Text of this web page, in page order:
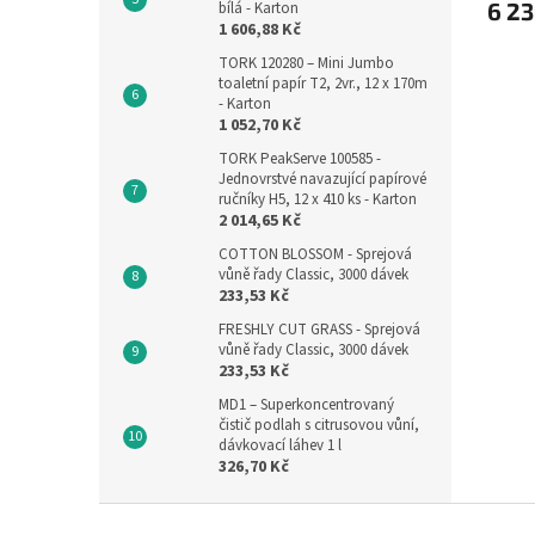
bílá - Karton
1 606,88 Kč
TORK 120280 – Mini Jumbo
toaletní papír T2, 2vr., 12 x 170m
- Karton
1 052,70 Kč
TORK PeakServe 100585 -
Jednovrstvé navazující papírové
ručníky H5, 12 x 410 ks - Karton
2 014,65 Kč
COTTON BLOSSOM - Sprejová
vůně řady Classic, 3000 dávek
233,53 Kč
FRESHLY CUT GRASS - Sprejová
vůně řady Classic, 3000 dávek
233,53 Kč
MD1 – Superkoncentrovaný
čistič podlah s citrusovou vůní,
dávkovací láhev 1 l
326,70 Kč
6